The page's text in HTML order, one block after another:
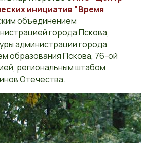
инициатив "Время
объединением
города Пскова,
администрации города
образования Пскова, 76-ой
региональным штабом
Отечества.